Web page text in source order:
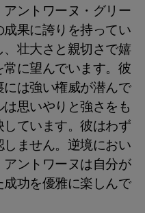
ントワーヌ・グリー
果に誇りを持ってい
壮大さと親切さで嬉
に望んでいます。彼
は強い権威が潜んで
思いやりと強さをも
ています。彼はわず
ません。逆境におい
ントワーヌは自分が
功を優雅に楽しんで